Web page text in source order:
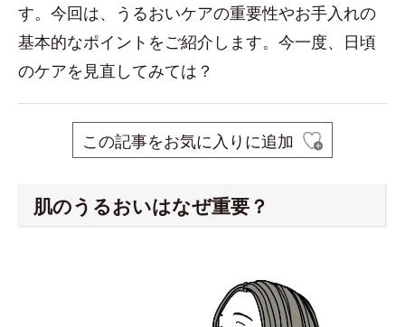
す。今回は、うるおいケアの重要性やお手入れの
基本的なポイントをご紹介します。今一度、日頃
のケアを見直してみては？
この記事をお気に入りに追加
肌のうるおいはなぜ重要？